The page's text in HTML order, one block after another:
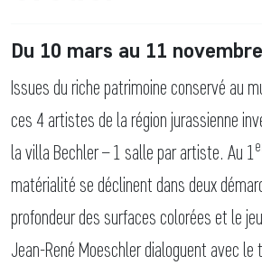
Du 10 mars au 11
Issues du riche patrimoine conservé au
ces 4 artistes de la région jurassienne
la villa Bechler – 1 salle par artiste. Au 1
matérialité se déclinent dans deux
profondeur des surfaces colorées et le
Jean-René Moeschler dialoguent avec